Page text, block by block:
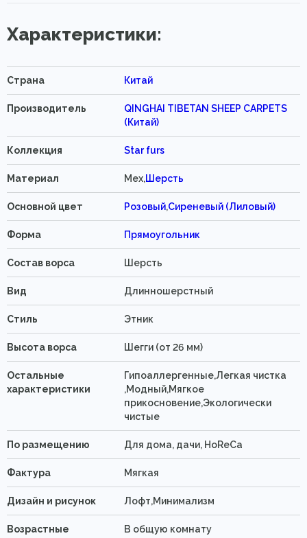
Характеристики:
Страна Китай
Производитель
QINGHAI TIBETAN SHEEP CARPETS
(Китай)
Коллекция Star furs
Материал Мех,Шерсть
Основной цвет Розовый,Сиреневый (Лиловый)
Форма Прямоугольник
Состав ворса Шерсть
Вид Длинношерстный
Стиль Этник
Высота ворса Шегги (от 26 мм)
Остальные
характеристики
Гипоаллергенные,Легкая чистка
,Модный,Мягкое
прикосновение,Экологически
чистые
По размещению Для дома, дачи, HoReCa
Фактура Мягкая
Дизайн и рисунок Лофт,Минимализм
Возрастные
В общую комнату